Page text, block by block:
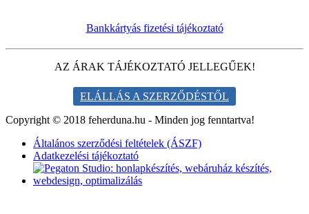
Bankkártyás fizetési tájékoztató
AZ ÁRAK TÁJÉKOZTATÓ JELLEGŰEK!
ELÁLLÁS A SZERZŐDÉSTŐL
Copyright © 2018 feherduna.hu - Minden jog fenntartva!
Általános szerződési feltételek (ÁSZF)
Adatkezelési tájékoztató